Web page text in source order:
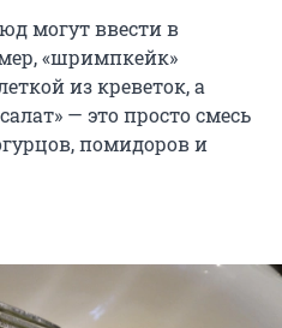
могут ввести в
«шримпкейк»
из креветок, а
— это просто смесь
помидоров и